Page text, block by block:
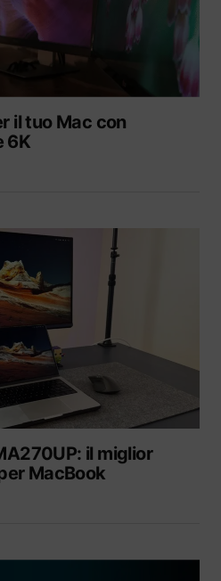
il tuo Mac con
6K
il miglior
MacBook